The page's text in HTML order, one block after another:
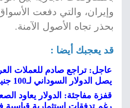
وإيران، والتي دفعت
بحذر تجاه الأصول الآمنة.
قد يعجبك أيضا :
عاجل: تراجع صادم للعملات
يصل الدولار السوداني لـ100 جنيه؟